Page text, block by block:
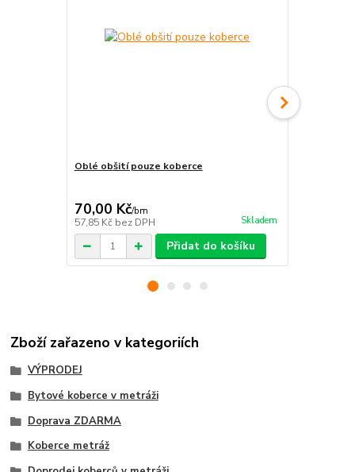
Oblé obšití pouze koberce
70,00 Kč/bm
57,85 Kč bez DPH Skladem
Přidat do košíku
Zboží zařazeno v kategoriích
VÝPRODEJ
Bytové koberce v metráži
Doprava ZDARMA
Koberce metráž